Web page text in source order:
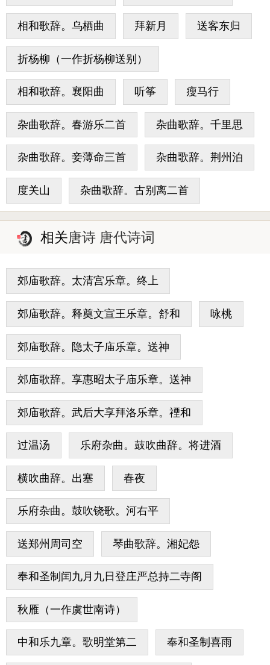
相和歌辞。乌栖曲 拜新月 送客东归
折杨柳（一作折杨柳送别）
相和歌辞。襄阳曲 听筝 瘦马行
杂曲歌辞。春游乐二首 杂曲歌辞。千里思
杂曲歌辞。妾薄命三首 杂曲歌辞。荆州泊
度关山 杂曲歌辞。古别离二首
相关唐诗 唐代诗词
郊庙歌辞。太清宫乐章。终上
郊庙歌辞。释奠文宣王乐章。舒和 咏桃
郊庙歌辞。隐太子庙乐章。送神
郊庙歌辞。享惠昭太子庙乐章。送神
郊庙歌辞。武后大享拜洛乐章。禋和
过温汤 乐府杂曲。鼓吹曲辞。将进酒
横吹曲辞。出塞 春夜
乐府杂曲。鼓吹铙歌。河右平
送郑州周司空 琴曲歌辞。湘妃怨
奉和圣制闰九月九日登庄严总持二寺阁
秋雁（一作虞世南诗）
中和乐九章。歌明堂第二 奉和圣制喜雨